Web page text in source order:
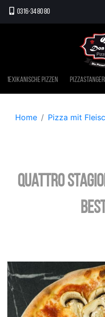
0316-34 80 80
Mexikanische Pizzen
Home Pizza mit
Quattro